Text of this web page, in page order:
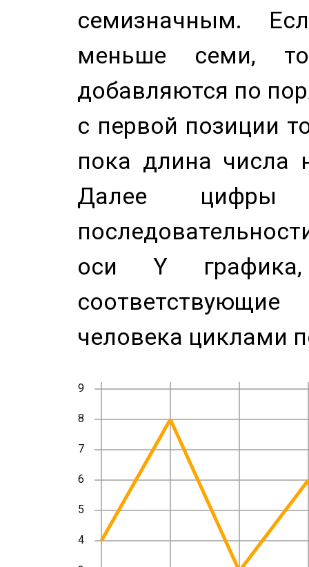
семизначным.
меньше семи,
добавляются по
с первой позиции
пока длина числа
Далее цифры
оси Y
человека циклами